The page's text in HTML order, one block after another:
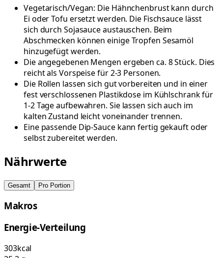
Vegetarisch/Vegan: Die Hähnchenbrust kann durch
Ei oder Tofu ersetzt werden. Die Fischsauce lässt
sich durch Sojasauce austauschen. Beim
Abschmecken können einige Tropfen Sesamöl
hinzugefügt werden.
Die angegebenen Mengen ergeben ca. 8 Stück. Dies
reicht als Vorspeise für 2-3 Personen.
Die Rollen lassen sich gut vorbereiten und in einer
fest verschlossenen Plastikdose im Kühlschrank für
1-2 Tage aufbewahren. Sie lassen sich auch im
kalten Zustand leicht voneinander trennen.
Eine passende Dip-Sauce kann fertig gekauft oder
selbst zubereitet werden.
Nährwerte
Gesamt Pro Portion
Makros
Energie-Verteilung
303kcal